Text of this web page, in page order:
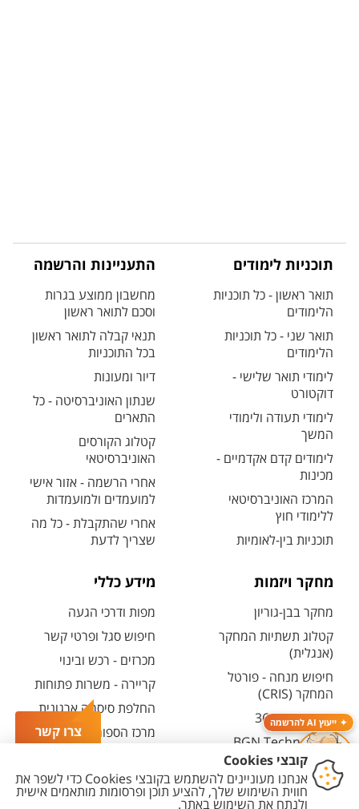
צרו קשר
ייעוץ AI להרשמה
תוכניות לימודים
תואר ראשון - כל תוכניות
הלימודים
תואר שני - כל תוכניות
הלימודים
לימודי תואר שלישי -
דוקטורט
לימודי תעודה ולימודי
המשך
לימודים קדם אקדמיים -
מכינות
המרכז האוניברסיטאי
ללימודי חוץ
תוכניות בין-לאומיות
התעניינות והרשמה
מחשבון ממוצע בגרות
וסכם לתואר ראשון
תנאי קבלה לתואר ראשון
בכל התוכניות
דיור ומעונות
שנתון האוניברסיטה - כל
התארים
קטלוג הקורסים
האוניברסיטאי
אחרי הרשמה - אזור אישי
למועמדים ולמועמדות
אחרי שהתקבלת - כל מה
שצריך לדעת
מחקר ויזמות
מחקר בבן-גוריון
קטלוג תשתיות המחקר
(אנגלית)
חיפוש מנחה - פורטל
המחקר (CRIS)
מרכז יזמות 360
BGN Technology
Transfer
פארק ההייטק
מידע כללי
מפות ודרכי הגעה
חיפוש סגל ופרטי קשר
מכרזים - רכש ובינוי
קריירה - משרות פתוחות
החלפת סיסמה ארגונית
מרכז הספורט והנופש
חירום